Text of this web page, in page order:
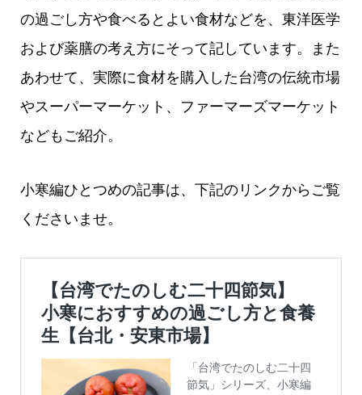
の過ごし方や食べるとよい食材などを、東洋医学
および薬膳の考え方にそって記しています。また
あわせて、実際に食材を購入した台湾の伝統市場
やスーパーマーケット、ファーマーズマーケット
などもご紹介。
小寒編ひとつめの記事は、下記のリンクからご覧
くださいませ。